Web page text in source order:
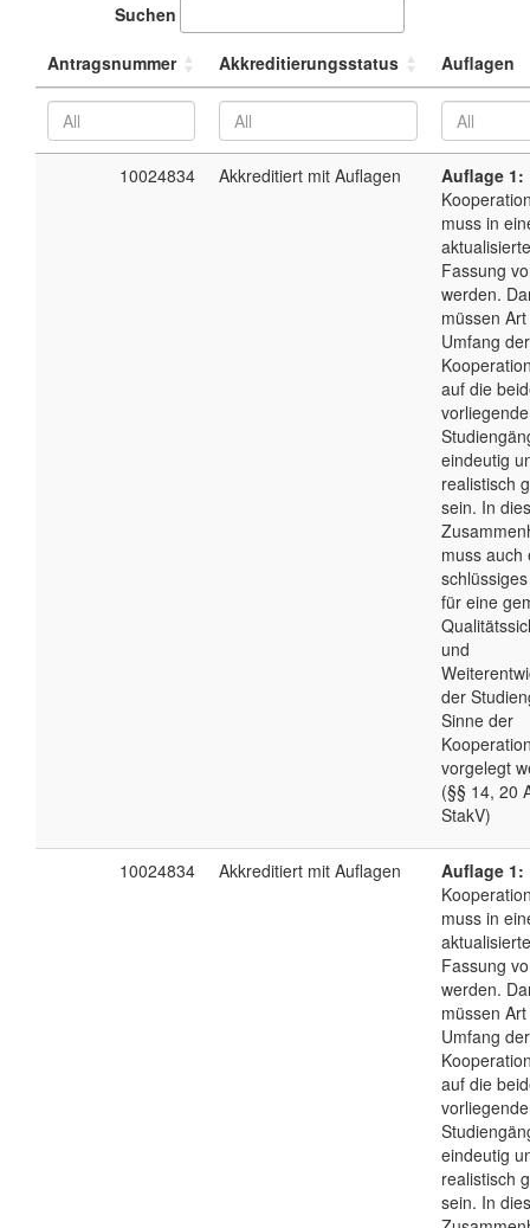
Suchen
Antragsnummer Akkreditierungsstatus Auflagen
10024834 Akkreditiert mit Auflagen Auflage 1:
muss in
Fassung
werden.
müssen
Umfang der
auf die
eindeutig
realistisch
sein. In
muss auch
für eine
und
der
Sinne der
vorgelegt
(§§ 14, 20
StakV)
10024834 Akkreditiert mit Auflagen Auflage 1:
muss in
Fassung
werden.
müssen
Umfang der
auf die
eindeutig
realistisch
sein. In